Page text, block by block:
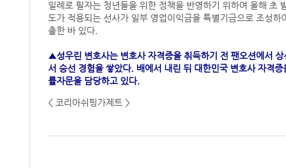
일례로 필자는 청년들을 위한 정책을 반영하기 위하여 올해 초
도가 적용되는 선사가 일부 영업이익금을 특별기금으로 조성
출한 바 있다.
▲성우린 변호사는 변호사 자격증을 취득하기 전 팬오션에서
서 승선 경험을 쌓았다. 배에서 내린 뒤 대한민국 변호사 자격
률자문을 담당하고 있다.
< 코리아쉬핑가제트 >